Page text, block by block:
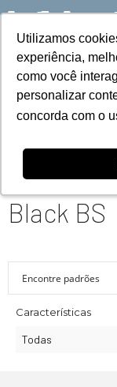
Utilizamos
experiência,
como você
personalizar
concorda com o
Utilizamos
experiência,
como você
personalizar
concorda com o
Pular
para
o
conteúdo
Black BS
Características
Todas